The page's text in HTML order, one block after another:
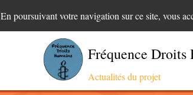
En poursuivant votre navigation sur ce site, vous
Fréquence Droits
Actualités du projet